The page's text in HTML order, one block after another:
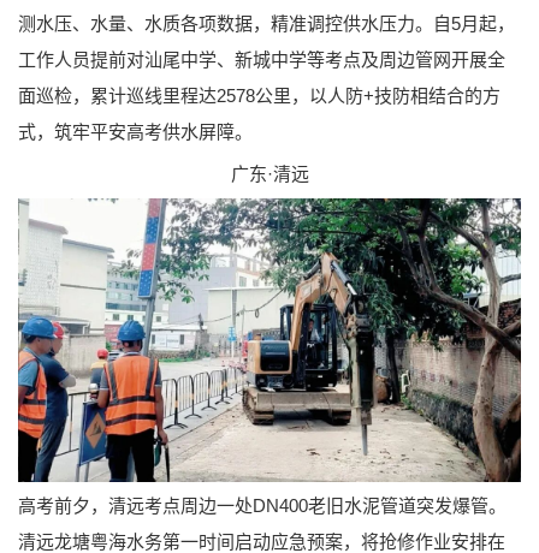
测水压、水量、水质各项数据，精准调控供水压力。自5月起，
工作人员提前对汕尾中学、新城中学等考点及周边管网开展全
面巡检，累计巡线里程达2578公里，以人防+技防相结合的方
式，筑牢平安高考供水屏障。
广东·清远
高考前夕，清远考点周边一处DN400老旧水泥管道突发爆管。
清远龙塘粤海水务第一时间启动应急预案，将抢修作业安排在